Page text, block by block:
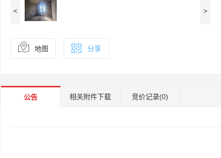
< >
地图 分享
公告 相关附件下载 竞价记录(0)